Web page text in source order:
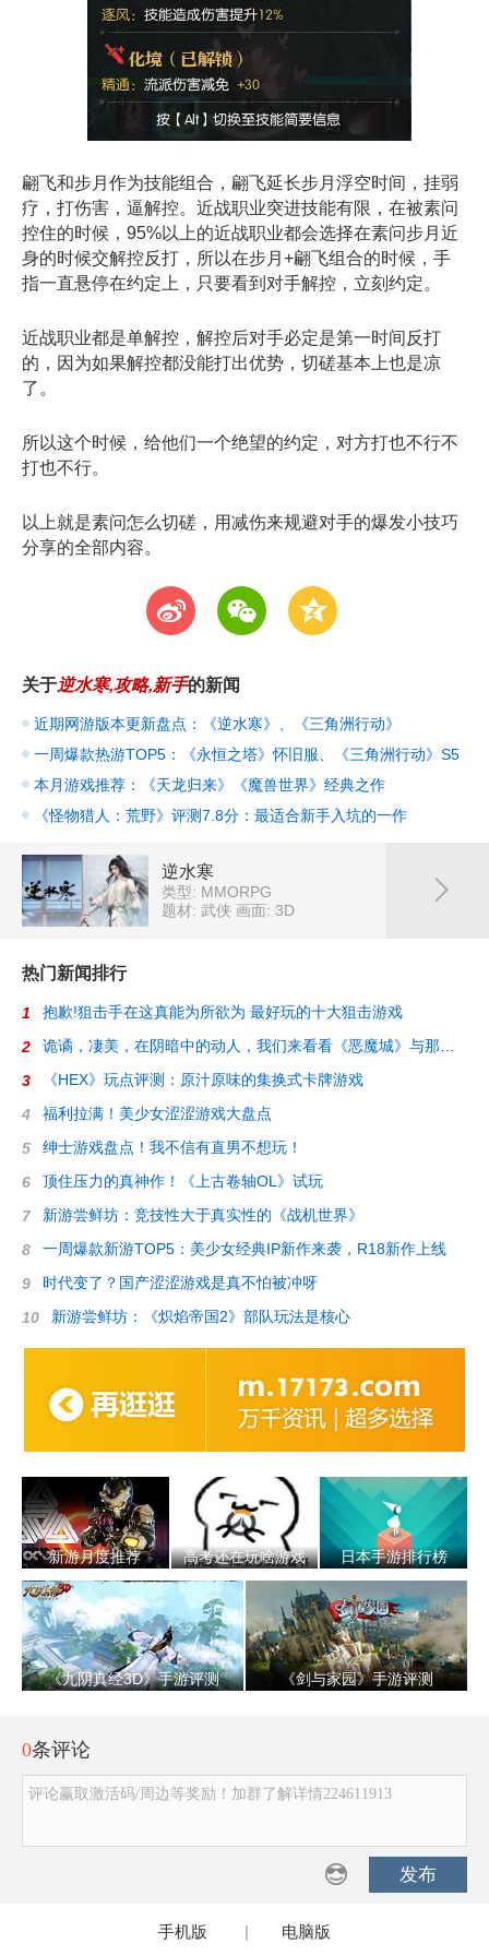
翩飞和步月作为技能组合，翩飞延长步月浮空时间，挂弱
疗，打伤害，逼解控。近战职业突进技能有限，在被素问
控住的时候，95%以上的近战职业都会选择在素问步月近
身的时候交解控反打，所以在步月+翩飞组合的时候，手
指一直悬停在约定上，只要看到对手解控，立刻约定。
近战职业都是单解控，解控后对手必定是第一时间反打
的，因为如果解控都没能打出优势，切磋基本上也是凉
了。
所以这个时候，给他们一个绝望的约定，对方打也不行不
打也不行。
以上就是素问怎么切磋，用减伤来规避对手的爆发小技巧
分享的全部内容。
t w z
关于逆水寒,攻略,新手的新闻
近期网游版本更新盘点：《逆水寒》、《三角洲行动》
一周爆款热游TOP5：《永恒之塔》怀旧服、《三角洲行动》S5
本月游戏推荐：《天龙归来》《魔兽世界》经典之作
《怪物猎人：荒野》评测7.8分：最适合新手入坑的一作
逆水寒
类型: MMORPG
题材: 武侠 画面: 3D
热门新闻排行
1 抱歉!狙击手在这真能为所欲为 最好玩的十大狙击游戏
2 诡谲，凄美，在阴暗中的动人，我们来看看《恶魔城》与那些迷人的2D游戏
3 《HEX》玩点评测：原汁原味的集换式卡牌游戏
4 福利拉满！美少女涩涩游戏大盘点
5 绅士游戏盘点！我不信有直男不想玩！
6 顶住压力的真神作！《上古卷轴OL》试玩
7 新游尝鲜坊：竞技性大于真实性的《战机世界》
8 一周爆款新游TOP5：美少女经典IP新作来袭，R18新作上线
9 时代变了？国产涩涩游戏是真不怕被冲呀
10 新游尝鲜坊：《炽焰帝国2》部队玩法是核心
新游月度推荐 高考还在玩啥游戏 日本手游排行榜
《九阴真经3D》手游评测 《剑与家园》手游评测
0条评论
评论赢取激活码/周边等奖励！加群了解详情224611913
发布
手机版 电脑版